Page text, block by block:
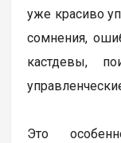
уже красиво
сомнения,
кастдевы,
Это